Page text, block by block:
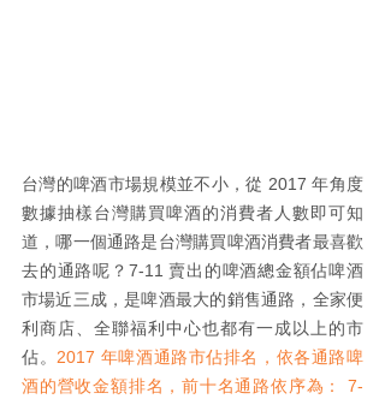
台灣的啤酒市場規模並不小，從 2017 年角度
數據抽樣台灣購買啤酒的消費者人數即可知
道，哪一個通路是台灣購買啤酒消費者最喜歡
去的通路呢？7-11 賣出的啤酒總金額佔啤酒
市場近三成，是啤酒最大的銷售通路，全家便
利商店、全聯福利中心也都有一成以上的市
佔。2017 年啤酒通路市佔排名，依各通路啤
酒的營收金額排名，前十名通路依序為： 7-